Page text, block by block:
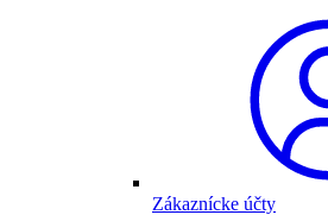
Zákaznícke účty